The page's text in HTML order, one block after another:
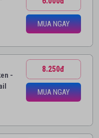
MUA NGAY
-
8.250đ
MUA NGAY